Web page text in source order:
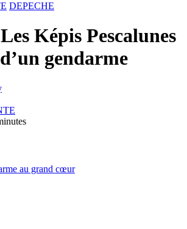
DEPECHE
Képis Pescalunes
gendarme